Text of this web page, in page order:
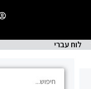
לוח עברי